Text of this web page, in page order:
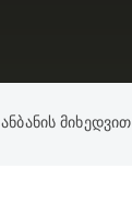
ანბანის მიხედვით